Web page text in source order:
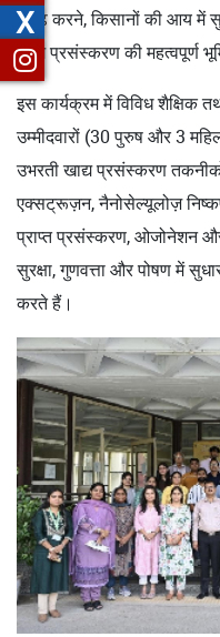
सुदृढ़ करने, किसानों की आय में
खाद्य प्रसंस्करण की महत्वपूर्ण
इस कार्यक्रम में विविध शैक्षिक
उम्मीदवारों (30 पुरुष और 3
उभरती खाद्य प्रसंस्करण
एक्सट्रूज़न, नैनोसेल्यूलोज़
प्राप्त प्रसंस्करण, ओजोनेशन
सुरक्षा, गुणवत्ता और पोषण में
करते हैं।
X